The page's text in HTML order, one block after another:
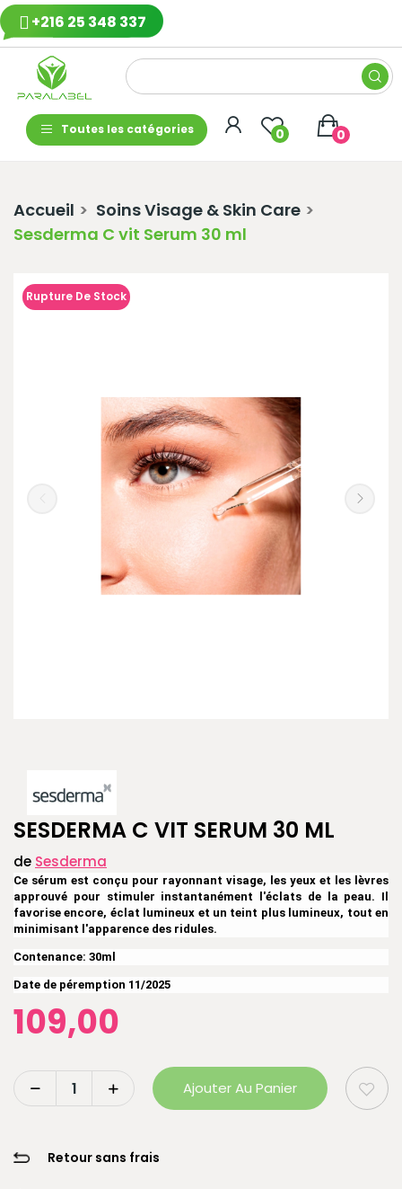
+216 25 348 337
Toutes les catégories 0 0
Accueil
Soins Visage & Skin Care
Sesderma C vit Serum 30 ml
Rupture De Stock
SESDERMA C VIT SERUM 30 ML
de Sesderma
Ce sérum est conçu pour rayonnant visage, les yeux et les lèvres
approuvé pour stimuler instantanément l'éclats de la peau. Il
favorise encore, éclat lumineux et un teint plus lumineux, tout en
minimisant l'apparence des ridules.
Contenance: 30ml
Date de péremption 11/2025
109,00
Ajouter Au Panier
Retour sans frais